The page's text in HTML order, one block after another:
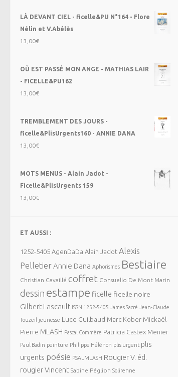
LÀ DEVANT CIEL - ficelle&PU N°164 - Flore
Nélin et V.Abélès
13,00€
OÙ EST PASSÉ MON ANGE - MATHIAS LAIR
- FICELLE&PU162
13,00€
TREMBLEMENT DES JOURS -
ficelle&PlisUrgents160 - ANNIE DANA
13,00€
MOTS MENUS - Alain Jadot -
Ficelle&PlisUrgents 159
13,00€
ET AUSSI :
1252-5405 AgenDaDa Alain Jadot Alexis
PelletierAnnie Dana Aphorismes Bestiaire
Christian Cavaillé coffret Consuello De Mont Marin
dessin estampe ficelle ficelle noire
Gilbert Lascault ISSN 1252-5405 James Sacré Jean-Claude
Touzeil jeunesse Luce Guilbaud Marc Kober Mickaël-
Pierre MLASH Pascal Commère Patricia Castex Menier
Paul Badin peinture Philippe Hélénon plis urgent plis
urgents poésie PSALMLASH Rougier V. éd.
rougier Vincent Sabine Péglion Solirenne